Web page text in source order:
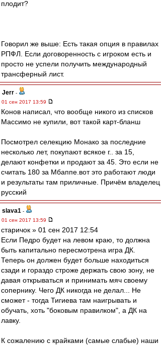
плодит?
Говорил же выше: Есть такая опция в правилах
РПФЛ. Если договоренность с игроком есть и
просто не успели получить международный
трансферный лист.
Jerr -
01 сен 2017 13:59
Конов написал, что вообще никого из списков
Массимо не купили, вот такой карт-бланш
Посмотрел селекцию Монако за последние
несколько лет, покупают всякое г.. за 15,
делают конфетки и продают за 45. Это если не
считать 180 за Мбаппе.вот это работают люди
и результаты там приличные. Причём владелец
русский
slava1 -
01 сен 2017 13:59
старичок » 01 сен 2017 12:54
Если Педро будет на левом краю, то должна
быть капитально пересмотрена игра ДК.
Теперь он должен будет больше находиться
сзади и гораздо строже держать свою зону, не
давая открываться и принимать мяч своему
сопернику. Чего ДК никогда не делал... Не
сможет - тогда Тигиева там наигрывать и
обучать, хоть "боковым правилком", а ДК на
лавку.
К сожалению с крайками (самые слабые) наши